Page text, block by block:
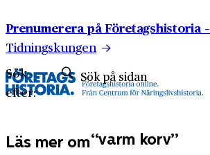
Prenumerera på Företagshistoria –
Tidningskungen
Sök
efter:
Läs mer om varm korv